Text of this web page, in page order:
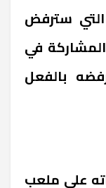
التي سترفض
في
بالفعل
على ملعب